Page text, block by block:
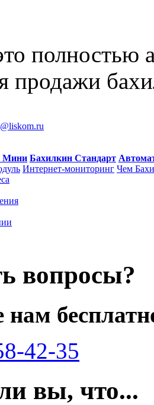
полностью
продажи
Мини Бахилкин Стандарт
Интернет-мониторинг Чем
вопросы?
нам
42-35
вы, что...